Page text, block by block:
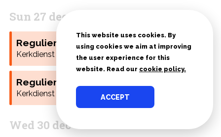
Sun 27 dec
Reguliere dienst 11:00 uur
Kerkdienst
Reguliere dienst
Kerkdienst
Wed 30 dec
This website uses cookies. By
using cookies we aim at improving
the user experience for this
website. Read our cookie policy.
ACCEPT